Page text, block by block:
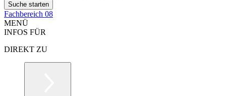
Fachbereich 08
MENÜ
INFOS FÜR
DIREKT ZU